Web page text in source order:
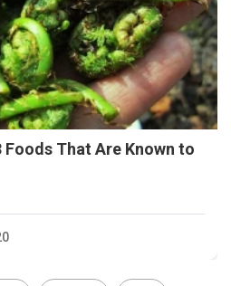
That Are Known to